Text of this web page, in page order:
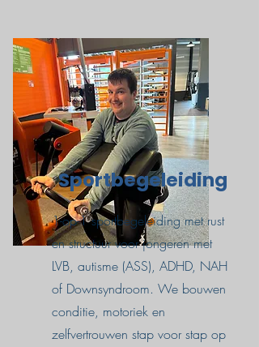
Sportbegeleiding
1-op-1 sportbegeleiding met rust
en structuur voor jongeren met
LVB, autisme (ASS), ADHD, NAH
of Downsyndroom. We bouwen
conditie, motoriek en
zelfvertrouwen stap voor stap op